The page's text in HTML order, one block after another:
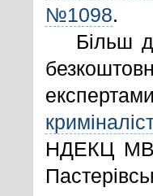
№1098.
Більш
НДЕКЦ